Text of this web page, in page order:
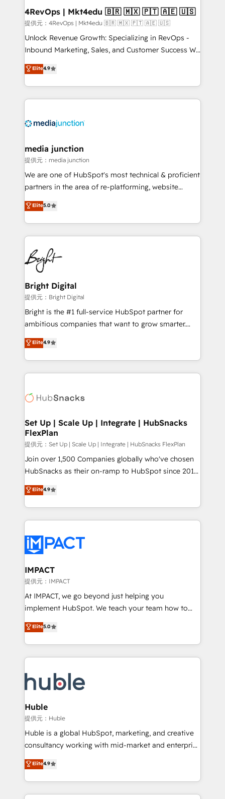
on-demand bundle services. Connect with us today!
4RevOps | Mkt4edu 🇧🇷 🇲🇽 🇵🇹 🇦🇪 🇺🇸
提供元：4RevOps | Mkt4edu 🇧🇷 🇲🇽 🇵🇹 🇦🇪 🇺🇸
Unlock Revenue Growth: Specializing in RevOps -
Inbound Marketing, Sales, and Customer Success We
specialize in driving revenue growth for companies
across industries through tailored marketing, sales,
and customer success strategies, utilizing RevOps
methodologies. As Latin America's largest HubSpot
offer unparalleled insights. Operating in five
Mexico, USA, and Portugal—we've executed over a
hundred successful operations. Our approach,
rooted in RevOps principles, integrates analysis,
training, planning, and qualification. Leveraging
inbound marketing tactics, we focus on
understanding, nurturing, and converting leads.
competitive market.
Elite4.9
media junction
提供元：media junction
We are one of HubSpot's most technical & proficient
partners in the area of re-platforming, website
design & development. We specialize in multi-hub
implementations for mid-market & enterprise
companies. We are woman-owned, powered by
coffee, and we ❤️ dogs. We produce award-winning
work for our clients. 🏆2023 Technical Expertise
Impact Award 🏆2022 Technical Expertise Impact
Award 🏆2022 Platform Migration Excellence Impact
Award 🏆2020 Elite Solutions Partner 🏆2019
Integrations HubSpot Impact Award 🏆2019
Marketing Enablement HubSpot Impact Award 🏆
2018 Website Design HubSpot Impact Award 🏆2017
Growth-Driven Design Agency of the Year 🏆2016
Sales Enablement HubSpot Impact Award 🏆2015
HubSpot COS Performance Award 🏆2014 HubSpot
COS Design Award 🏆2013 HubSpot Marketplace
Partner 📆Founded in 1997
Elite5.0
Bright Digital
提供元：Bright Digital
Bright is the #1 full-service HubSpot partner for
ambitious companies that want to grow smarter.
From HubSpot onboarding, to training, from
developing a new website to lead generation and
digital marketing; we do it all (and with great
results)! In short, our services include: - HubSpot
HubSpot development: websites, custom modules,
marketing, advertising, campaigns, content and
design We connect people, data and technology to
improve customer experiences. With our bright
people, exciting ideas and can-do mentality, we
ensure revenue growth on a daily basis. So tell us
team of 100+ experts is ready for you! Driving digital
growth | www.brightdigital.com
Elite4.9
Set Up | Scale Up | Integrate | HubSnacks
FlexPlan
提供元：Set Up | Scale Up | Integrate | HubSnacks FlexPlan
Join over 1,500 Companies globally who've chosen
HubSnacks as their on-ramp to HubSpot since 2014
Simple pay-as-you-go plans that accelerate value...
1️⃣ Set Up | Onboarding New or Check-fixing existing
HubSpot portals 2️⃣ Scale Up | 100% HubSpot Task
Execution... Global 24/7 ... All Experts 3️⃣ Integrate |
Slash months from your API Integration project... ⬅️
Click "Contact Business" ⬅️ to access 150+ Kickstart
Integration templates that put HubSpot in the center
of your tech stack, syncing... 🛍️ Shopify or
WooCommerce 💲 Stripe or Paypal 💰 Sage or
Netsuite 🤖 Google or Microsoft ✍️ DocuSign or
the rare Advanced "Custom Integrations"
Accreditation, securely sync data across... 🔄 any
new HubSpot portal with Advanced Website and
CRM Migrations using our in-house "HubScrub" Tool.
Elite4.9
IMPACT
提供元：IMPACT
At IMPACT, we go beyond just helping you
implement HubSpot. We teach your team how to
master it. As the creators of the Endless Customers
System™ (the next evolution of They Ask, You
Answer), we’re the only HubSpot partner built
entirely around coaching and training. That means
skills, processes, and internal team you need to
attract the right buyers, close deals faster, and grow
without outside dependencies. You’ll learn how to: •
Set up, audit, and organize your HubSpot portal •
Get your sales team fully using HubSpot • Track
pipeline and revenue across the entire buyer journey
growth • Create content and videos that attract
buyers • Use AI to scale smarter Our coaching-led
Elite5.0
Huble
提供元：Huble
Huble is a global HubSpot, marketing, and creative
consultancy working with mid-market and enterprise
businesses. We go beyond implementation, shaping
the strategy, processes, and teams that turn
HubSpot into a genuine growth engine. Named
HubSpot's Global Partner of the Year in 2024,
Elite4.9